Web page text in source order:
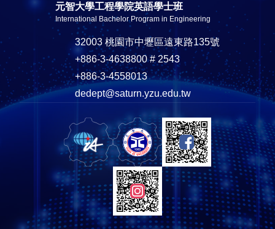
元智大學工程學院英語學士班
International Bachelor Program in Engineering
32003 桃園市中壢區遠東路135號
+886-3-4638800 # 2543
+886-3-4558013
dedept@saturn.yzu.edu.tw